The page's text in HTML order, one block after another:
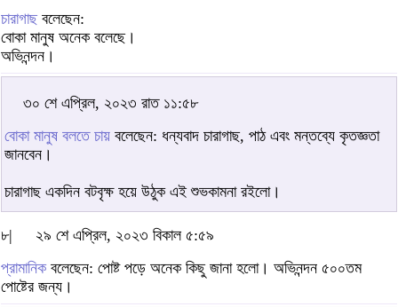
চারাগাছ বলেছেন:
বোকা মানুষ অনেক বলেছে।
অভিনন্দন।
৩০ শে এপ্রিল, ২০২৩ রাত ১১:৫৮
বোকা মানুষ বলতে চায় বলেছেন: ধন্যবাদ চারাগাছ, পাঠ এবং মন্তব্যে কৃতজ্ঞতা
জানবেন।
চারাগাছ একদিন বটবৃক্ষ হয়ে উঠুক এই শুভকামনা রইলো।
৮|
২৯ শে এপ্রিল, ২০২৩ বিকাল ৫:৫৯
প্রামানিকবলেছেন: পোষ্ট পড়ে অনেক কিছু জানা হলো। অভিনন্দন ৫০০তম
পোষ্টের জন্য।